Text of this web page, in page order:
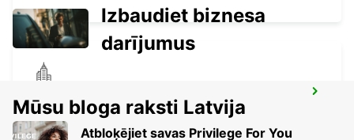
NEWMAN CITY
NEWMAN - AUSTRALIA
Izbaudiet biznesa
darījumus
Mūsu bloga raksti Latvija
Atbloķējiet savas Privilege For You